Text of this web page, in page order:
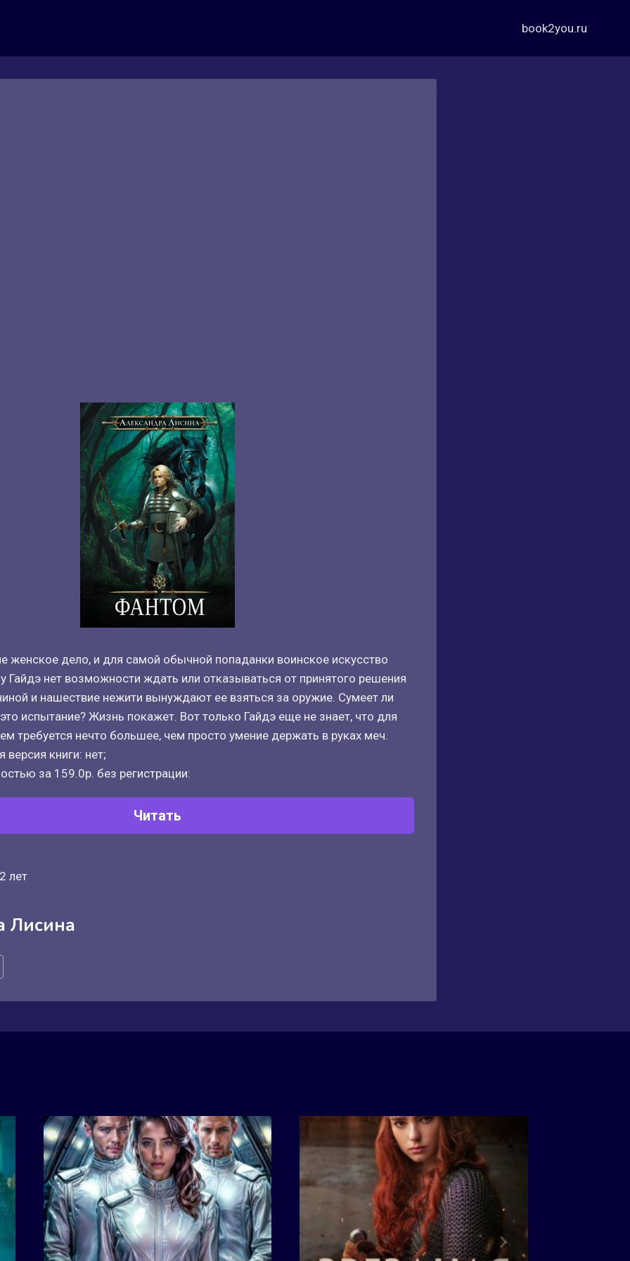
book2you.ru
женское дело, и для самой обычной попаданки воинское искусство
Гайдэ нет возможности ждать или отказываться от принятого решения
и нашествие нежити вынуждают ее взяться за оружие. Сумеет ли
испытание? Жизнь покажет. Вот только Гайдэ еще не знает, что для
требуется нечто большее, чем просто умение держать в руках меч.
версия книги: нет;
за 159.0р. без регистрации:
Читать
лет
Лисина